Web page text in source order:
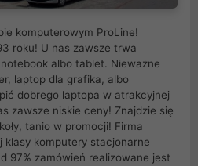
komputerowym ProLine!
roku! U nas zawsze trwa
albo tablet. Nieważne
laptop dla grafika, albo
dobrego laptopa w atrakcyjnej
zawsze niskie ceny! Znajdzie się
tanio w promocji! Firma
klasy komputery stacjonarne
97% zamówień realizowane jest